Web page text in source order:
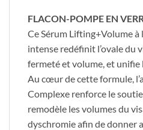
FLACON-POMPE EN
Ce Sérum Lifting+Volume à
intense redéfinit l’ovale du
fermeté et volume, et unifie
Au cœur de cette formule,
Complexe renforce le
remodèle les volumes du
dyschromie afin de donner